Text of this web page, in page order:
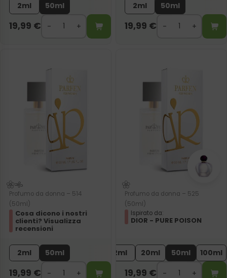
2ml 50ml
19,99 €
2ml 50ml
19,99 €
Profumo da donna – 514
(50ml)
Cosa dicono i nostri
clienti? Visualizza
recensioni
2ml 50ml
19,99 €
Profumo da donna – 525
(50ml)
Ispirato da:
DIOR - PURE POISON
2ml 20ml 50ml 100ml
19,99 €